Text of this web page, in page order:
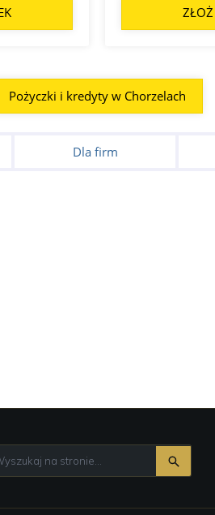
Pożyczki i kredyty w Chorzelach
Dla firm